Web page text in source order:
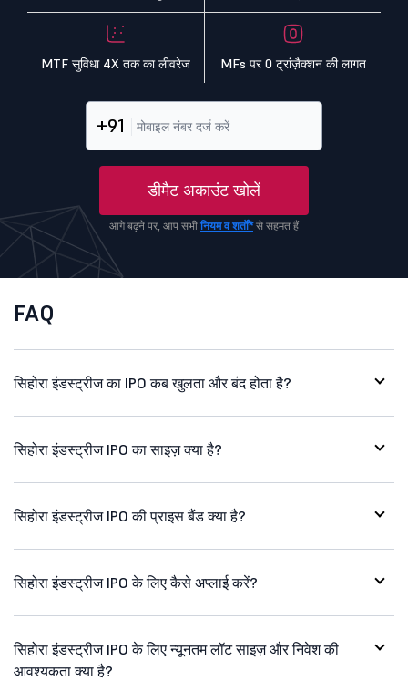
MTF सुविधा 4X तक का लीवरेज MFs पर 0 ट्रांज़ैक्शन की लागत
+91
डीमैट अकाउंट खोलें
आगे बढ़ने पर, आप सभी नियम व शर्तों*से सहमत हैं
FAQ
सिहोरा इंडस्ट्रीज का IPO कब खुलता और बंद होता है?
सिहोरा इंडस्ट्रीज IPO का साइज़ क्या है?
सिहोरा इंडस्ट्रीज IPO की प्राइस बैंड क्या है?
सिहोरा इंडस्ट्रीज IPO के लिए कैसे अप्लाई करें?
सिहोरा इंडस्ट्रीज IPO के लिए न्यूनतम लॉट साइज़ और निवेश की
आवश्यकता क्या है?